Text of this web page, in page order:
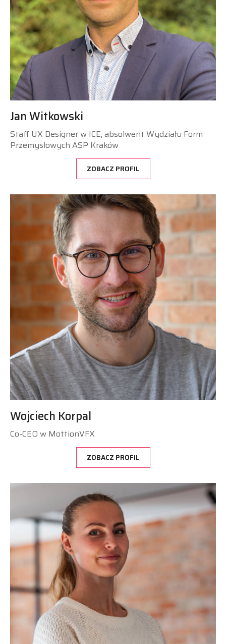
Jan Witkowski
Staff UX Designer w ICE, absolwent Wydziału Form
Przemysłowych ASP Kraków
ZOBACZ PROFIL
Wojciech Korpal
Co-CEO w MottionVFX
ZOBACZ PROFIL